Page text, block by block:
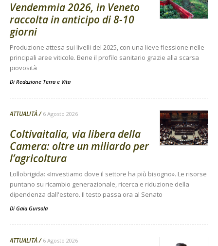
Vendemmia 2026, in Veneto
raccolta in anticipo di 8-10
giorni
Produzione attesa sui livelli del 2025, con una lieve flessione nelle
principali aree viticole. Bene il profilo sanitario grazie alla scarsa
piovosità
Di Redazione Terra e Vita
ATTUALITÀ 6 Agosto 2026
Coltivaitalia, via libera della
Camera: oltre un miliardo per
l’agricoltura
Lollobrigida: «Investiamo dove il settore ha più bisogno». Le risorse
puntano su ricambio generazionale, ricerca e riduzione della
dipendenza dall'estero. Il testo passa ora al Senato
Di Gaia Gursola
ATTUALITÀ 6 Agosto 2026